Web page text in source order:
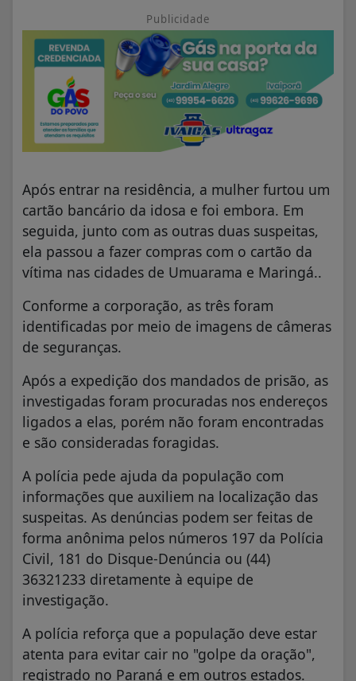
Publicidade
Após entrar na residência, a mulher furtou um
cartão bancário da idosa e foi embora. Em
seguida, junto com as outras duas suspeitas,
ela passou a fazer compras com o cartão da
vítima nas cidades de Umuarama e Maringá..
Conforme a corporação, as três foram
identificadas por meio de imagens de câmeras
de seguranças.
Após a expedição dos mandados de prisão, as
investigadas foram procuradas nos endereços
ligados a elas, porém não foram encontradas
e são consideradas foragidas.
A polícia pede ajuda da população com
informações que auxiliem na localização das
suspeitas. As denúncias podem ser feitas de
forma anônima pelos números 197 da Polícia
Civil, 181 do Disque-Denúncia ou (44)
36321233 diretamente à equipe de
investigação.
A polícia reforça que a população deve estar
atenta para evitar cair no "golpe da oração",
registrado no Paraná e em outros estados.